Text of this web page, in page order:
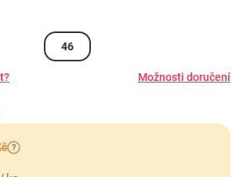
46
Možnosti doručení
?